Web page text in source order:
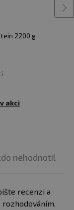
2200 g
akci
nehodnotil
recenzi a